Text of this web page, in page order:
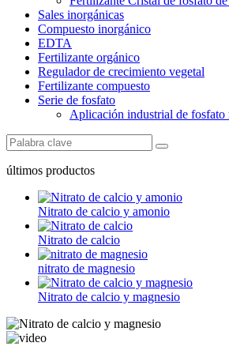
Sales inorgánicas
Compuesto inorgánico
EDTA
Fertilizante orgánico
Regulador de crecimiento vegetal
Fertilizante compuesto
Serie de fosfato
Aplicación industrial de
últimos productos
Nitrato de calcio y amonio
Nitrato de calcio
nitrato de magnesio
Nitrato de calcio y magnesio